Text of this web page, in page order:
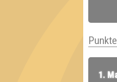
Punkte